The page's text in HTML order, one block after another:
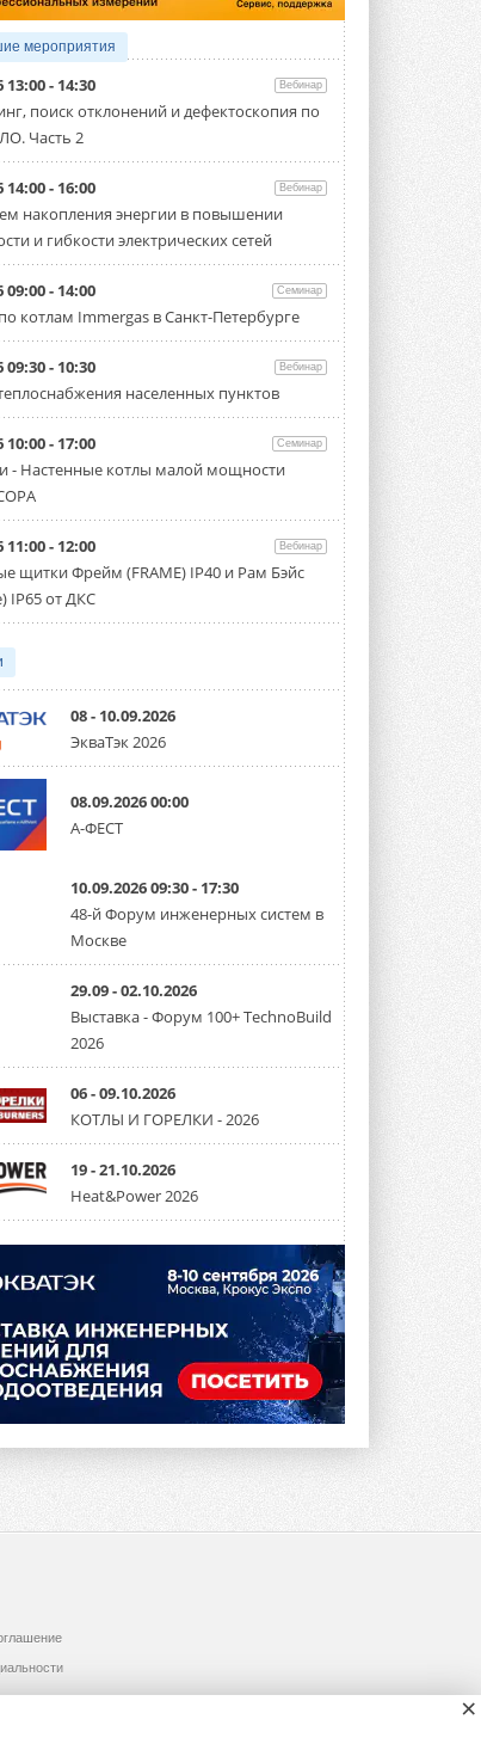
мероприятия
13:00 - 14:30 Вебинар
поиск отклонений и дефектоскопия по
Часть 2
14:00 - 16:00 Вебинар
накопления энергии в повышении
и гибкости электрических сетей
09:00 - 14:00 Семинар
котлам Immergas в Санкт-Петербурге
09:30 - 10:30 Вебинар
населенных пунктов
10:00 - 17:00 Семинар
- Настенные котлы малой мощности
11:00 - 12:00 Вебинар
щитки Фрейм (FRAME) IP40 и Рам Бэйс
IP65 от ДКС
08 - 10.09.2026
ЭкваТэк 2026
08.09.2026 00:00
А-ФЕСТ
10.09.2026 09:30 - 17:30
48-й Форум инженерных систем в
Москве
29.09 - 02.10.2026
Выставка - Форум 100+ TechnoBuild
2026
06 - 09.10.2026
КОТЛЫ И ГОРЕЛКИ - 2026
19 - 21.10.2026
Heat&Power 2026
×